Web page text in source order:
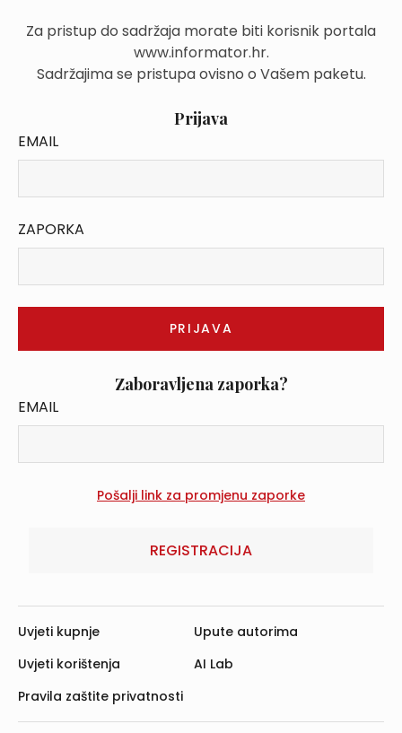
Za pristup do sadržaja morate biti korisnik portala
www.informator.hr.
Sadržajima se pristupa ovisno o Vašem paketu.
Prijava
EMAIL
ZAPORKA
Zaboravljena zaporka?
EMAIL
REGISTRACIJA
Uvjeti kupnje
Uvjeti korištenja
Pravila zaštite privatnosti
Upute autorima
AI Lab